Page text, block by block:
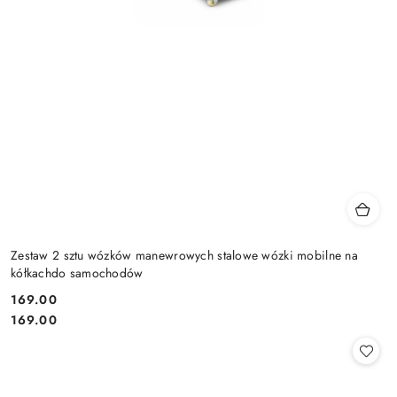
Zestaw 2 sztu wózków manewrowych stalowe wózki mobilne na
kółkachdo samochodów
Cena:
169.00
Cena:
169.00